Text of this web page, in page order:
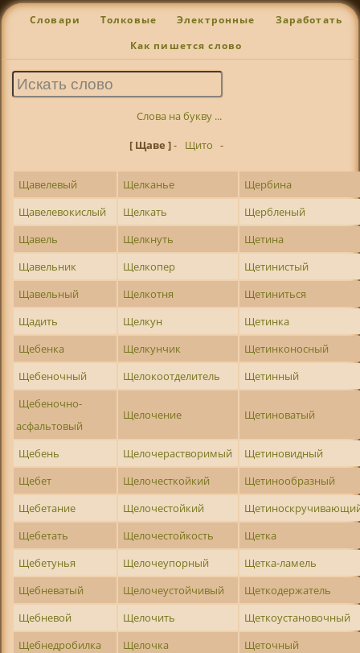
Словари Толковые Электронные Заработать
Как пишется слово
Слова на букву ...
[ Щаве ]- Щито -
Щавелевый Щелканье
Щербина
Щавелевокислый
Щелкать
Щербленый
Щавель
Щелкнуть
Щетина
Щавельник
Щелкопер
Щетинистый
Щавельный
Щелкотня
Щетиниться
Щадить
Щелкун
Щетинка
Щебенка
Щелкунчик
Щетинконосный
Щебеночный
Щелокоотделитель
Щетинный
Щебеночно-
асфальтовый
Щелочение Щетиноватый
Щебень Щелочерастворимый
Щетиновидный
Щебет
Щелочесткойкий
Щетинообразный
Щебетание
Щелочестойкий
Щебетать
Щелочестойкость
Щетка
Щебетунья
Щелочеупорный
Щетка-ламель
Щебневатый
Щелочеустойчивый
Щеткодержатель
Щебневой
Щелочить
Щеткоустановочный
Щебнедробилка
Щелочка
Щеточный